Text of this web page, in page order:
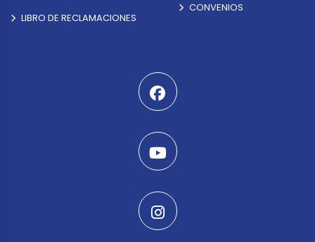
LIBRO DE RECLAMACIONES
CONVENIOS